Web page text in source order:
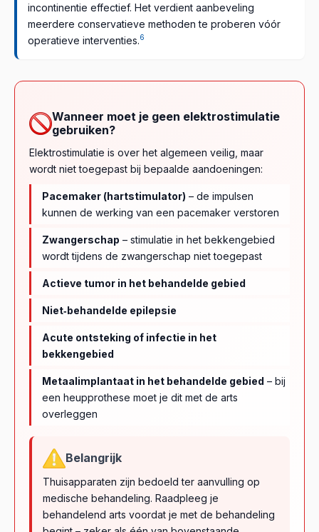
incontinentie effectief. Het verdient aanbeveling
meerdere conservatieve methoden te proberen vóór
operatieve interventies.6
Wanneer moet je geen elektrostimulatie
gebruiken?
Elektrostimulatie is over het algemeen veilig, maar
wordt niet toegepast bij bepaalde aandoeningen:
Pacemaker (hartstimulator) – de impulsen
kunnen de werking van een pacemaker verstoren
Zwangerschap – stimulatie in het bekkengebied
wordt tijdens de zwangerschap niet toegepast
Actieve tumor in het behandelde gebied
Niet‑behandelde epilepsie
Acute ontsteking of infectie in het
bekkengebied
Metaalimplantaat in het behandelde gebied – bij
een heupprothese moet je dit met de arts
overleggen
Belangrijk
Thuisapparaten zijn bedoeld ter aanvulling op
medische behandeling. Raadpleeg je
behandelend arts voordat je met de behandeling